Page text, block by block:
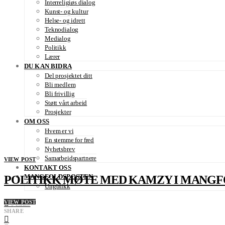
Interreligiøs dialog
Kunst- og kultur
Helse- og idrett
Teknodialog
Medialog
Politikk
Lærer
DU KAN BIDRA
Del prosjektet ditt
Bli medlem
Bli frivillig
Støtt vårt arbeid
Prosjekter
OM OSS
Hvem er vi
En stemme for fred
Nyhetsbrev
Samarbeidspartnere
KONTAKT OSS
MANGFOLDSPOSTEN
Ungblikk
0 LIKES
VIEW POST
POLITIKK MØTE MED KAMZY I
VIEW POST
SHARE